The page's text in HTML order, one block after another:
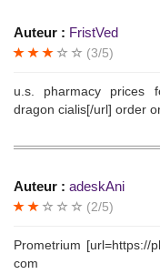
Auteur : FristVed
(3/5)
u.s. pharmacy prices
dragon cialis[/url] order
Auteur : adeskAni
(2/5)
Prometrium [url=https://
com